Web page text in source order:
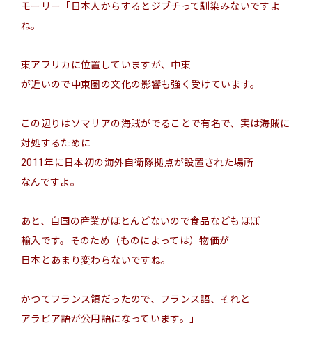
モーリー「日本人からするとジブチって馴染みないですよ
ね。
東アフリカに位置して いますが、 中東
が近いので中東圏の文化の影響も強く受けています。
この辺りはソマリアの海賊がでることで有名で、実は海賊に
対処するために
2011年に日本初の海外自衛隊拠点が設置された場所
なんですよ。
あと、自国の産業がほとんどないので食品などもほぼ
輸入です。そのため
（ものによっては）物価が
日本とあまり変わらないですね。
かつてフランス領だったので、フランス語、それと
アラビア語が公用語になって います。」